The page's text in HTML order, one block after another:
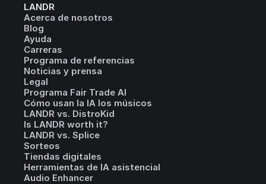
LANDR
Acerca de nosotros
Blog
Ayuda
Carreras
Programa de referencias
Noticias y prensa
Legal
Programa Fair Trade AI
Cómo usan la IA los músicos
LANDR vs. DistroKid
Is LANDR worth it?
LANDR vs. Splice
Sorteos
Tiendas digitales
Herramientas de IA asistencial
Audio Enhancer